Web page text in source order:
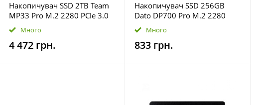
Накопичувач SSD 2TB Team
MP33 Pro M.2 2280 PCIe 3.0
x4 3D TLC
(TM8FPD002T0C101)
Много
4 472 грн.
Накопичувач SSD 256GB
Dato DP700 Pro M.2 2280
PCIe 3.0 x4 NVMe 3D NAND
(DP700PSSD-256GB)
Много
833 грн.